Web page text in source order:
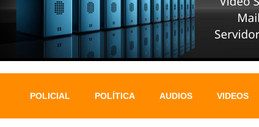
POLICIAL POLÍTICA AUDIOS VIDEOS